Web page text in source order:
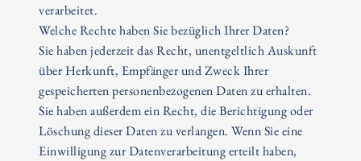
verarbeitet.
Welche Rechte haben Sie bezüglich Ihrer Daten?
Sie haben jederzeit das Recht, unentgeltlich Auskunft
über Herkunft, Empfänger und Zweck Ihrer
gespeicherten personenbezogenen Daten zu erhalten.
Sie haben außerdem ein Recht, die Berichtigung oder
Löschung dieser Daten zu verlangen. Wenn Sie eine
Einwilligung zur Datenverarbeitung erteilt haben,